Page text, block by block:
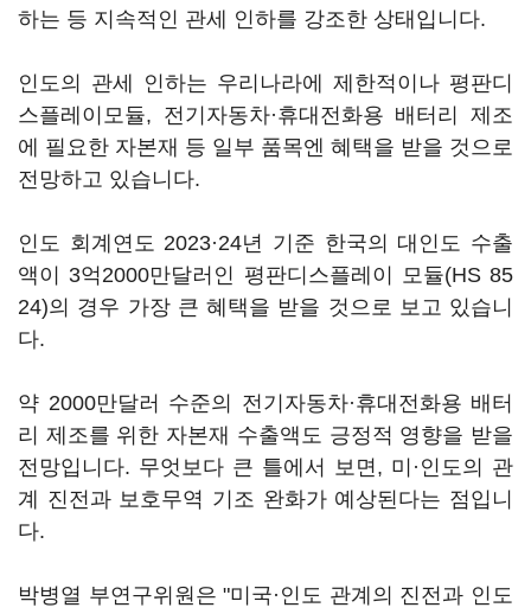
하는 등 지속적인 관세 인하를 강조한 상태입니다.
인도의 관세 인하는 우리나라에 제한적이나 평판디
스플레이모듈, 전기자동차·휴대전화용 배터리 제조
에 필요한 자본재 등 일부 품목엔 혜택을 받을 것으로
전망하고 있습니다.
인도 회계연도 2023·24년 기준 한국의 대인도 수출
액이 3억2000만달러인 평판디스플레이 모듈(HS 85
24)의 경우 가장 큰 혜택을 받을 것으로 보고 있습니
다.
약 2000만달러 수준의 전기자동차·휴대전화용 배터
리 제조를 위한 자본재 수출액도 긍정적 영향을 받을
전망입니다. 무엇보다 큰 틀에서 보면, 미·인도의 관
계 진전과 보호무역 기조 완화가 예상된다는 점입니
다.
박병열 부연구위원은 "미국·인도 관계의 진전과 인도